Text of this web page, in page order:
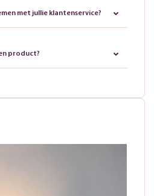
met jullie klantenservice?
product?